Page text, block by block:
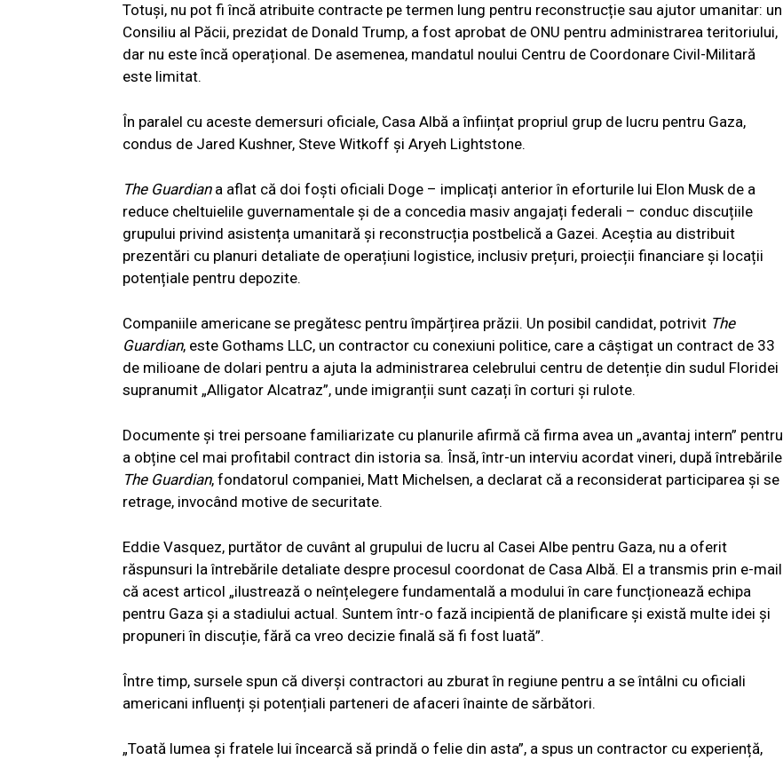
Totuși, nu pot fi încă atribuite contracte pe termen lung pentru reconstrucție sau ajutor umanitar: un
Consiliu al Păcii, prezidat de Donald Trump, a fost aprobat de ONU pentru administrarea teritoriului,
dar nu este încă operațional. De asemenea, mandatul noului Centru de Coordonare Civil-Militară
este limitat.
În paralel cu aceste demersuri oficiale, Casa Albă a înființat propriul grup de lucru pentru Gaza,
condus de Jared Kushner, Steve Witkoff și Aryeh Lightstone.
The Guardiana aflat că doi foști oficiali Doge – implicați anterior în eforturile lui Elon Musk de a
reduce cheltuielile guvernamentale și de a concedia masiv angajați federali – conduc discuțiile
grupului privind asistența umanitară și reconstrucția postbelică a Gazei. Aceștia au distribuit
prezentări cu planuri detaliate de operațiuni logistice, inclusiv prețuri, proiecții financiare și locații
potențiale pentru depozite.
Companiile americane se pregătesc pentru împărțirea prăzii. Un posibil candidat, potrivit The
Guardian, este Gothams LLC, un contractor cu conexiuni politice, care a câștigat un contract de 33
de milioane de dolari pentru a ajuta la administrarea celebrului centru de detenție din sudul Floridei
supranumit „Alligator Alcatraz”, unde imigranții sunt cazați în corturi și rulote.
Documente și trei persoane familiarizate cu planurile afirmă că firma avea un „avantaj intern” pentru
a obține cel mai profitabil contract din istoria sa. Însă, într-un interviu acordat vineri, după întrebările
The Guardian, fondatorul companiei, Matt Michelsen, a declarat că a reconsiderat participarea și se
retrage, invocând motive de securitate.
Eddie Vasquez, purtător de cuvânt al grupului de lucru al Casei Albe pentru Gaza, nu a oferit
răspunsuri la întrebările detaliate despre procesul coordonat de Casa Albă. El a transmis prin e-mail
că acest articol „ilustrează o neînțelegere fundamentală a modului în care funcționează echipa
pentru Gaza și a stadiului actual. Suntem într-o fază incipientă de planificare și există multe idei și
propuneri în discuție, fără ca vreo decizie finală să fi fost luată”.
Între timp, sursele spun că diverși contractori au zburat în regiune pentru a se întâlni cu oficiali
americani influenți și potențiali parteneri de afaceri înainte de sărbători.
„Toată lumea și fratele lui încearcă să prindă o felie din asta”, a spus un contractor cu experiență,